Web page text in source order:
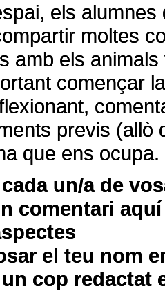
els alumnes
moltes
amb els
començar
previs (allò
que ens ocupa.
un/a de
comentari
el teu nom
cop redactat